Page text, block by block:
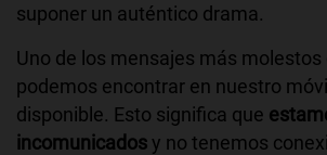
suponer un auténtico drama.
Uno de los mensajes más molestos
podemos encontrar en nuestro
disponible. Esto significa que
incomunicadosy no tenemos